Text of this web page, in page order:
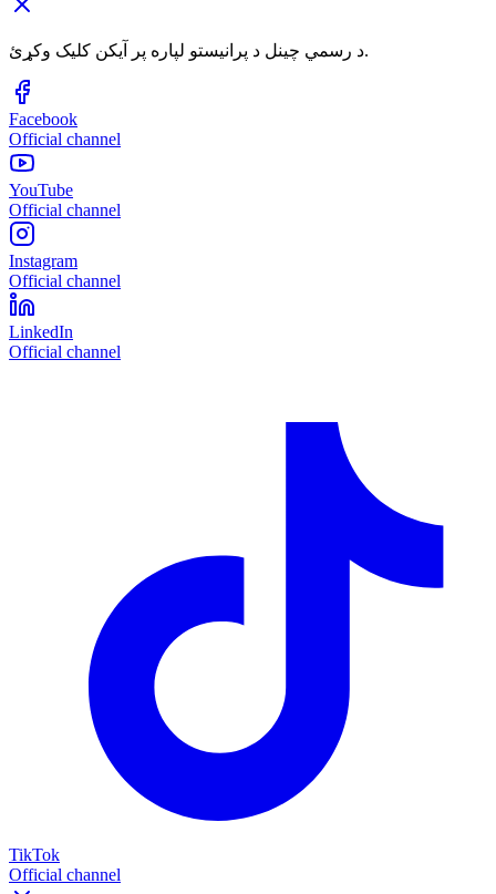
د رسمي چینل د پرانیستو لپاره پر آیکن کلیک وکړئ.
Facebook
Official channel
YouTube
Official channel
Instagram
Official channel
LinkedIn
Official channel
TikTok
Official channel